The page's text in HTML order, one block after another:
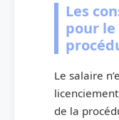
Les
pour le
Le salaire
de la